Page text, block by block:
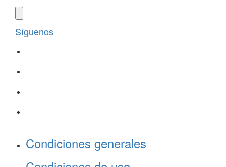
Síguenos
Condiciones generales